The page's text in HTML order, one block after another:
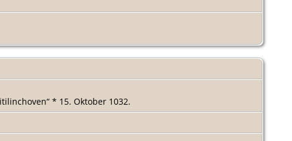
* 15. Oktober 1032.